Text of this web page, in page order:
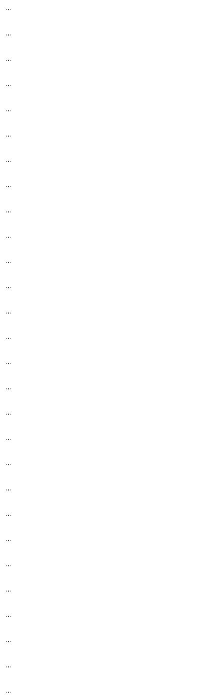
…
…
…
…
…
…
…
…
…
…
…
…
…
…
…
…
…
…
…
…
…
…
…
…
…
…
…
…